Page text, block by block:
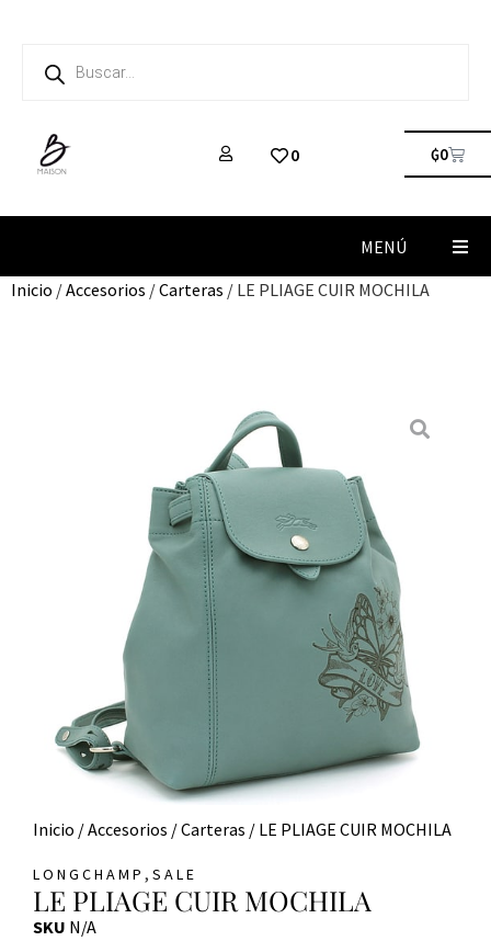
0 ₲0
MENÚ
Inicio /Accesorios /Carteras / LE PLIAGE CUIR MOCHILA
Inicio /Accesorios /Carteras / LE PLIAGE CUIR MOCHILA
LONGCHAMP , SALE
LE PLIAGE CUIR MOCHILA
SKU N/A